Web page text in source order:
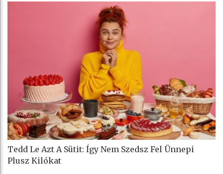
Tedd Le Azt A Sütit: Így Nem Szedsz Fel Ünnepi
Plusz Kilókat